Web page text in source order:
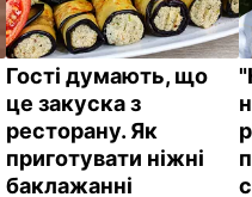
Гості думають, що
це закуска з
ресторану. Як
приготувати ніжні
баклажанні